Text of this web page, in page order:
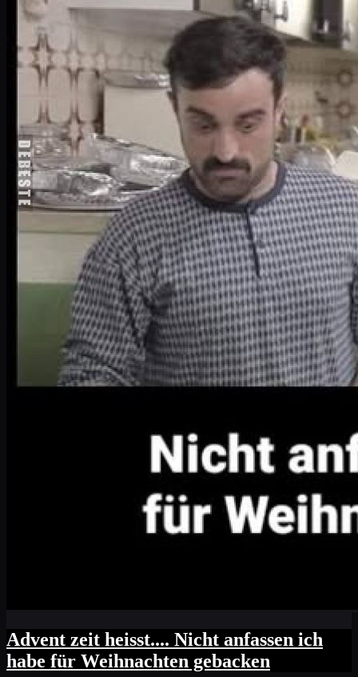
Advent zeit heisst.... Nicht anfassen ich
habe für Weihnachten gebacken